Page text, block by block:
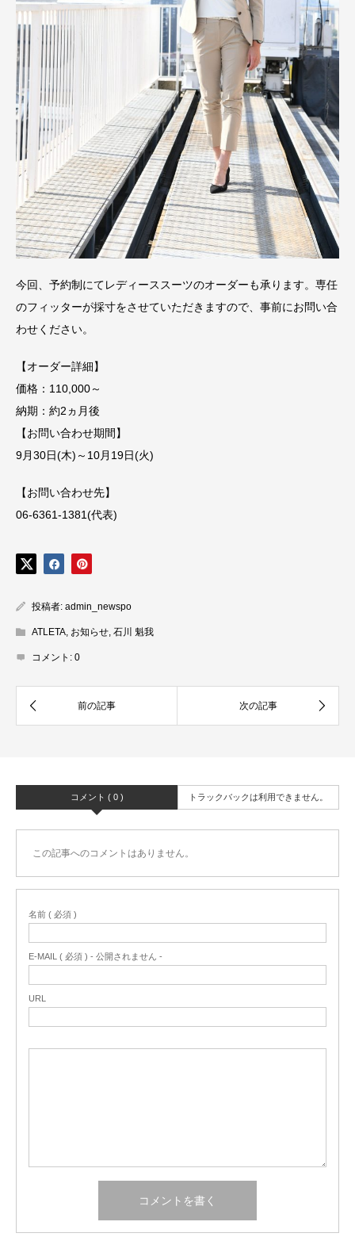
今回、予約制にてレディーススーツのオーダーも承ります。専任
のフィッターが採寸をさせていただきますので、事前にお問い合
わせください。
【オーダー詳細】
価格：110,000～
納期：約2ヵ月後
【お問い合わせ期間】
9月30日(木)～10月19日(火)
【お問い合わせ先】
06-6361-1381(代表)
投稿者: admin_newspo
ATLETA お知らせ 石川 魁我
コメント: 0
コメント ( 0 ) トラックバックは利用できません。
この記事へのコメントはありません。
名前 ( 必須 )
E-MAIL ( 必須 ) - 公開されません -
URL